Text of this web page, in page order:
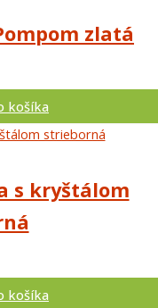
zlatá
košíka
s kryštálom
košíka